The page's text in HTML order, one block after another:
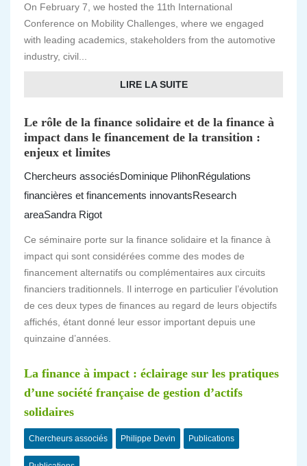
On February 7, we hosted the 11th International
Conference on Mobility Challenges, where we engaged
with leading academics, stakeholders from the automotive
industry, civil...
LIRE LA SUITE
Le rôle de la finance solidaire et de la finance à
impact dans le financement de la transition :
enjeux et limites
Chercheurs associésDominique PlihonRégulations
financières et financements innovantsResearch
areaSandra Rigot
Ce séminaire porte sur la finance solidaire et la finance à
impact qui sont considérées comme des modes de
financement alternatifs ou complémentaires aux circuits
financiers traditionnels. Il interroge en particulier l’évolution
de ces deux types de finances au regard de leurs objectifs
affichés, étant donné leur essor important depuis une
quinzaine d’années.
La finance à impact : éclairage sur les pratiques
d’une société française de gestion d’actifs
solidaires
Chercheurs associés Philippe Devin Publications